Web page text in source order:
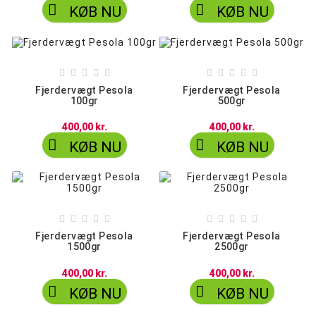
 KØB NU  KØB NU
    
Fjerdervægt Pesola
100gr
400,00 kr.
 KØB NU
    
Fjerdervægt Pesola
500gr
400,00 kr.
 KØB NU
    
Fjerdervægt Pesola
1500gr
400,00 kr.
 KØB NU
    
Fjerdervægt Pesola
2500gr
400,00 kr.
 KØB NU